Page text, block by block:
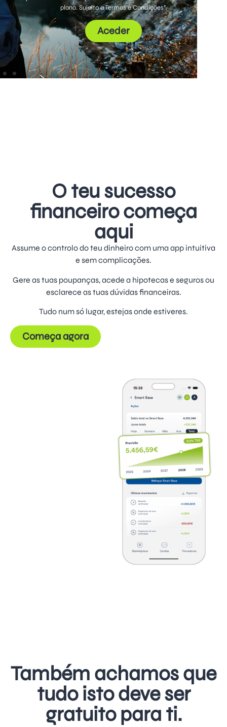
plano. Sujeito a Termos e Condições².
Aceder
O teu sucesso
financeiro começa
aqui
Assume o controlo do teu dinheiro com uma app intuitiva
e sem complicações.
Gere as tuas poupanças, acede a hipotecas e seguros ou
esclarece as tuas dúvidas financeiras.
Tudo num só lugar, estejas onde estiveres.
Começa agora
Também achamos que
tudo isto deve ser
gratuito para ti.